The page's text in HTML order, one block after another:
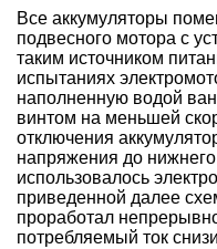
Все аккумуляторы
подвесного мотора с
таким источником
испытаниях
наполненную водой
винтом на меньшей
отключения
напряжения до
использовалось
приведенной далее
проработал
потребляемый ток